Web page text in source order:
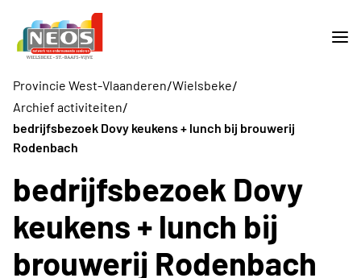
Provincie West-Vlaanderen/Wielsbeke/
Archief activiteiten/
bedrijfsbezoek Dovy keukens + lunch bij brouwerij
Rodenbach
bedrijfsbezoek Dovy
keukens + lunch bij
brouwerij Rodenbach